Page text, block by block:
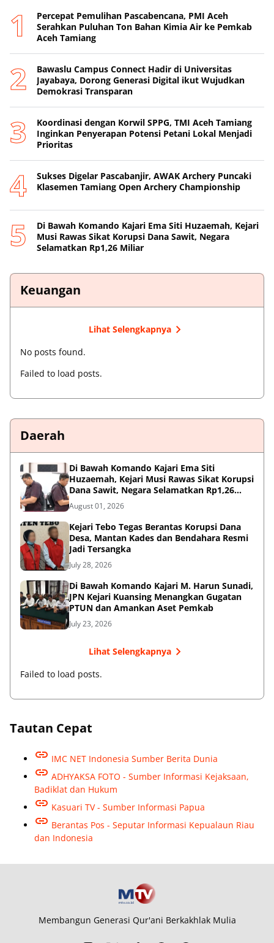
Percepat Pemulihan Pascabencana, PMI Aceh
Serahkan Puluhan Ton Bahan Kimia Air ke Pemkab
Aceh Tamiang
Bawaslu Campus Connect Hadir di Universitas
Jayabaya, Dorong Generasi Digital ikut Wujudkan
Demokrasi Transparan
Koordinasi dengan Korwil SPPG, TMI Aceh Tamiang
Inginkan Penyerapan Potensi Petani Lokal Menjadi
Prioritas
Sukses Digelar Pascabanjir, AWAK Archery Puncaki
Klasemen Tamiang Open Archery Championship
Di Bawah Komando Kajari Ema Siti Huzaemah, Kejari
Musi Rawas Sikat Korupsi Dana Sawit, Negara
Selamatkan Rp1,26 Miliar
Keuangan
Lihat Selengkapnya
No posts found.
Failed to load posts.
Daerah
Di Bawah Komando Kajari Ema Siti
Huzaemah, Kejari Musi Rawas Sikat Korupsi
Dana Sawit, Negara Selamatkan Rp1,26
Miliar
August 01, 2026
Kejari Tebo Tegas Berantas Korupsi Dana
Desa, Mantan Kades dan Bendahara Resmi
Jadi Tersangka
July 28, 2026
Di Bawah Komando Kajari M. Harun Sunadi,
JPN Kejari Kuansing Menangkan Gugatan
PTUN dan Amankan Aset Pemkab
July 23, 2026
Lihat Selengkapnya
Failed to load posts.
Tautan Cepat
IMC NET Indonesia Sumber Berita Dunia
ADHYAKSA FOTO - Sumber Informasi Kejaksaan,
Badiklat dan Hukum
Kasuari TV - Sumber Informasi Papua
Berantas Pos - Seputar Informasi Kepualaun Riau
dan Indonesia
Membangun Generasi Qur'ani Berkakhlak Mulia